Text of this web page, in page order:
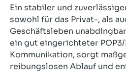
Ein stabiler und
sowohl für das Privat-, als
Geschäftsleben
ein gut eingerichteter
Kommunikation, sorgt
reibungslosen Ablauf und